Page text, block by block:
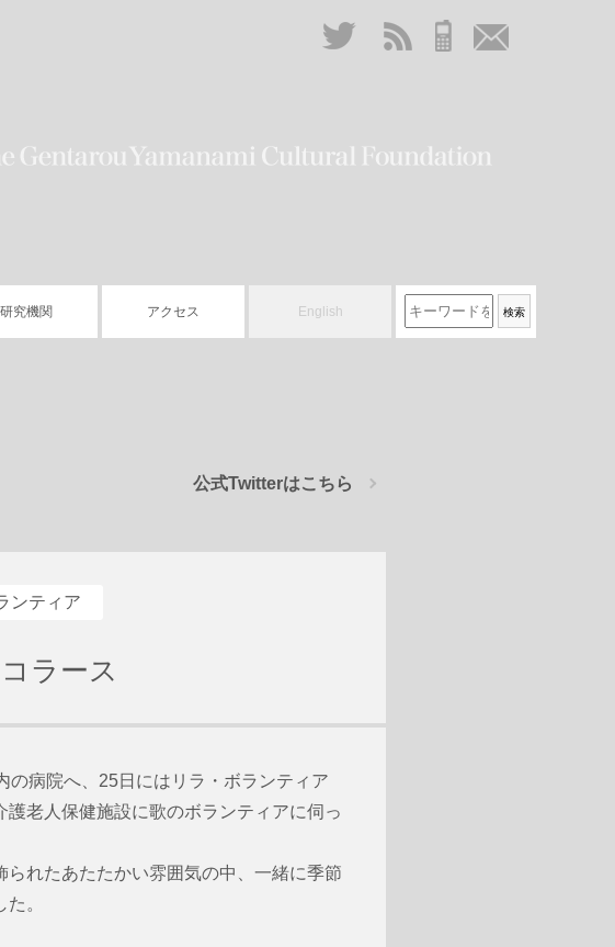
研究機関 アクセス English
公式Twitterはこちら
ンティア
ラース
の病院へ、25日にはリラ・ボランティア
老人保健施設に歌のボランティアに伺っ
れたあたたかい雰囲気の中、一緒に季節
。